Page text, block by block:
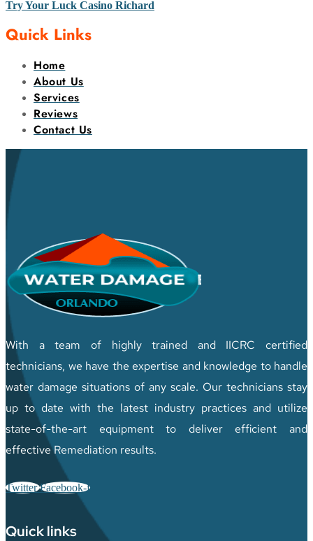
Try Your Luck Casino Richard
Quick Links
Home
About Us
Services
Reviews
Contact Us
With a team of highly trained and IICRC certified
technicians, we have the expertise and knowledge to handle
water damage situations of any scale. Our technicians stay
up to date with the latest industry practices and utilize
state-of-the-art equipment to deliver efficient and
effective Remediation results.
Twitter Facebook-f
Quick links